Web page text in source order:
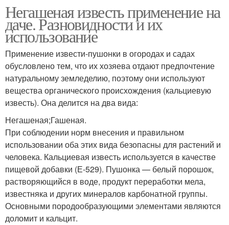
Негашеная известь применение на
даче. Разновидности и их
использование
Применение извести-пушонки в огородах и садах
обусловлено тем, что их хозяева отдают предпочтение
натуральному земледелию, поэтому они используют
вещества органического происхождения (кальциевую
известь). Она делится на два вида:
Негашеная;Гашеная.
При соблюдении норм внесения и правильном
использовании оба этих вида безопасны для растений и
человека. Кальциевая известь используется в качестве
пищевой добавки (Е-529). Пушонка — белый порошок,
растворяющийся в воде, продукт переработки мела,
известняка и других минералов карбонатной группы.
Основными породообразующими элементами являются
доломит и кальцит.